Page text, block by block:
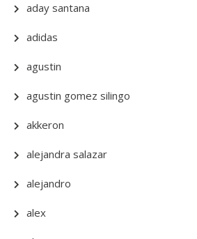
aday santana
adidas
agustin
agustin gomez silingo
akkeron
alejandra salazar
alejandro
alex